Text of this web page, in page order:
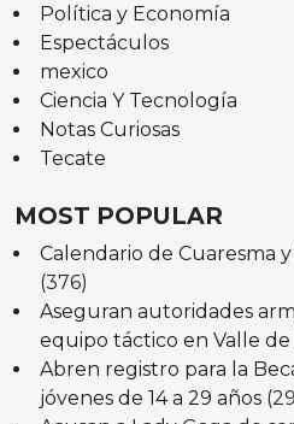
Política y Economía
Espectáculos
mexico
Ciencia Y Tecnología
Notas Curiosas
Tecate
MOST POPULAR
Calendario de Cuaresma
(376)
Aseguran autoridades
equipo táctico en Valle de
Abren registro para la
jóvenes de 14 a 29 años